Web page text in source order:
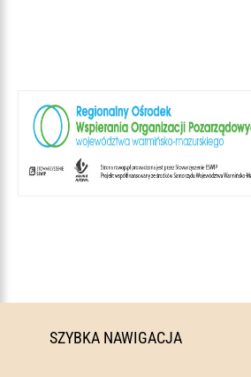
SZYBKA NAWIGACJA